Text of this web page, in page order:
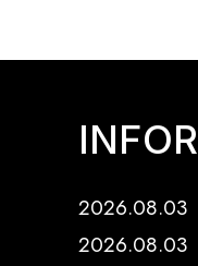
2026.08.03
2026.08.03